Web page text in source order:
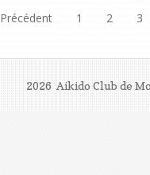
Précédent 1 2 3
2026 Aikido Club de